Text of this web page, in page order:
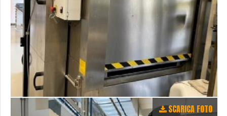
SCARICA FOTO